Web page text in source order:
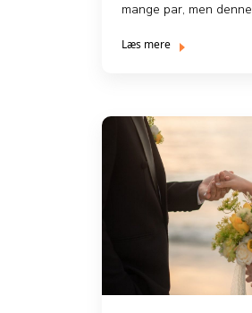
mange par, men denne
også ...
Læs mere